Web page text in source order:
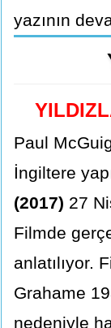
yazının
Paul
İngiltere
(2017) 27
Filmde
anlatılıyor.
Grahame
nedeniyle